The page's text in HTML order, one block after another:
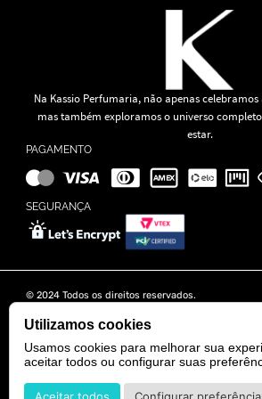
Na Kassio Perfumaria, não apenas
mas também exploramos o universo
estar.
PAGAMENTO
SEGURANÇA
© 2024 Todos os direitos reservados.
Rua Tapajós n° 481- Edifício B&B Business - 7°
POWERED BY DEVELOPED BY
Utilizamos cookies
Usamos cookies para melhorar sua
aceitar todos ou configurar suas